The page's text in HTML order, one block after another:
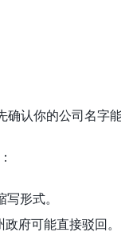
认你的公司名字
形式。
政府可能直接驳回。